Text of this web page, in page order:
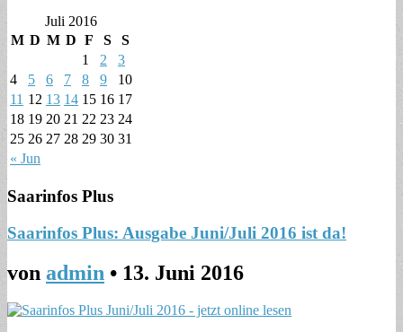
Juli 2016
M D M D F S S
« Jun
1 2
3
4
5 6 7 8 9
10
11 12 13 14 15 16 17
18 19 20 21 22 23 24
25 26 27 28 29 30 31
Saarinfos Plus
Saarinfos Plus: Ausgabe Juni/Juli 2016 ist da!
von admin • 13. Juni 2016